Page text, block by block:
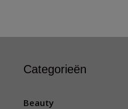
Categorieën
Beauty